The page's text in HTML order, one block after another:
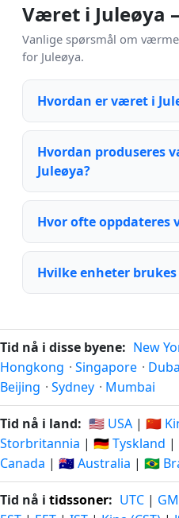
Været i Juleøya
Vanlige spørsmål om
for Juleøya.
Hvordan er været i
Hvordan produseres
Juleøya?
Hvor ofte oppdateres
Hvilke enheter
Tid nå i disse byene: New
Hongkong · Singapore ·
Beijing · Sydney · Mumbai
Tid nå i land: 🇺🇸 USA | 🇨🇳
Storbritannia | 🇩🇪 Tyskland |
Canada | 🇦🇺 Australia | 🇧🇷
Tid nå i tidssoner: UTC |